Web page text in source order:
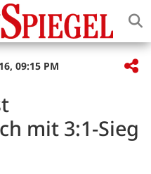
09:15 PM
mit 3:1-Sieg